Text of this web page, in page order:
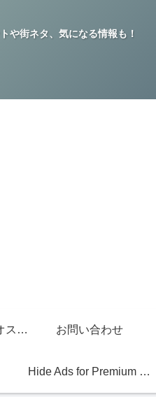
や街ネタ、気になる情報も！
グッチジャパン的オススメ店 お問い合わせ
Hide Ads for Premium Members